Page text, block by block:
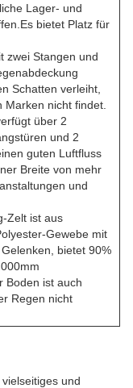
Lager- und
bietet Platz für
zwei Stangen und
Schatten verleiht,
nicht findet.
über 2
und 2
guten Luftfluss
Breite von mehr
und
Zelt ist aus
Gewebe mit
bietet 90%
Boden ist auch
Regen nicht
und